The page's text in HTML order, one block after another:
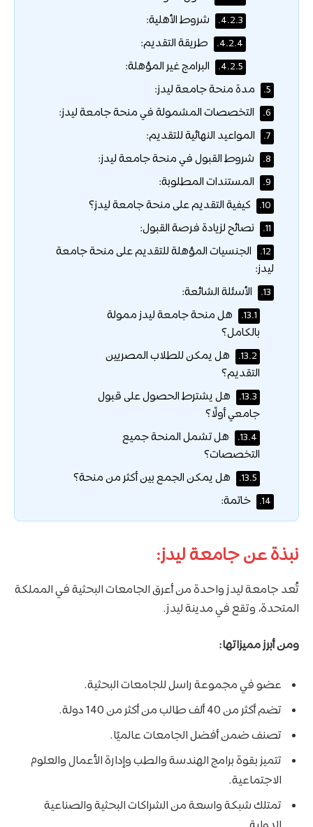
4.2.3. شروط الأهلية:
4.2.4. طريقة التقديم:
4.2.5. البرامج غير المؤهلة:
5. مدة منحة جامعة ليدز:
6. التخصصات المشمولة في منحة جامعة ليدز:
7. المواعيد النهائية للتقديم:
8. شروط القبول في منحة جامعة ليدز:
9. المستندات المطلوبة:
10. كيفية التقديم على منحة جامعة ليدز؟
11. نصائح لزيادة فرصة القبول:
12.
الجنسيات المؤهلة للتقديم على منحة جامعة
ليدز:
13. الأسئلة الشائعة:
13.1.
هل منحة جامعة ليدز ممولة
بالكامل؟
13.2.
هل يمكن للطلاب المصريين
التقديم؟
13.3.
هل يشترط الحصول على قبول
جامعي أولًا؟
13.4.
هل تشمل المنحة جميع
التخصصات؟
13.5. هل يمكن الجمع بين أكثر من منحة؟
14. خاتمة:
نبذة عن جامعة ليدز:
تُعد جامعة ليدز واحدة من أعرق الجامعات البحثية في المملكة
المتحدة، وتقع في مدينة ليدز.
ومن أبرز مميزاتها:
عضو في مجموعة راسل للجامعات البحثية.
تضم أكثر من 40 ألف طالب من أكثر من 140 دولة.
تصنف ضمن أفضل الجامعات عالميًا.
تتميز بقوة برامج الهندسة والطب وإدارة الأعمال والعلوم
الاجتماعية.
تمتلك شبكة واسعة من الشراكات البحثية والصناعية